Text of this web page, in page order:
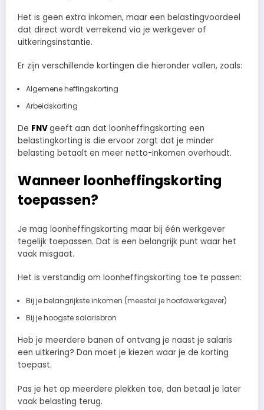
Het is geen extra inkomen, maar een belastingvoordeel
dat direct wordt verrekend via je werkgever of
uitkeringsinstantie.
Er zijn verschillende kortingen die hieronder vallen, zoals:
Algemene heffingskorting
Arbeidskorting
De FNVgeeft aan dat loonheffingskorting een
belastingkorting is die ervoor zorgt dat je minder
belasting betaalt en meer netto-inkomen overhoudt.
Wanneer loonheffingskorting
toepassen?
Je mag loonheffingskorting maar bij één werkgever
tegelijk toepassen. Dat is een belangrijk punt waar het
vaak misgaat.
Het is verstandig om loonheffingskorting toe te passen:
Bij je belangrijkste inkomen (meestal je hoofdwerkgever)
Bij je hoogste salarisbron
Heb je meerdere banen of ontvang je naast je salaris
een uitkering? Dan moet je kiezen waar je de korting
toepast.
Pas je het op meerdere plekken toe, dan betaal je later
vaak belasting terug.